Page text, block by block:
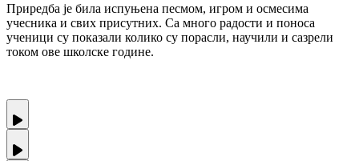
Приредба је била испуњена песмом, игром и осмесима
учесника и свих присутних. Са много радости и поноса
ученици су показали колико су порасли, научили и сазрели
током ове школске године.